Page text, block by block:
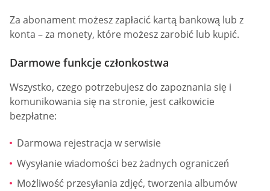
Za abonament możesz zapłacić kartą bankową lub z
konta – za monety, które możesz zarobić lub kupić.
Darmowe funkcje członkostwa
Wszystko, czego potrzebujesz do zapoznania się i
komunikowania się na stronie, jest całkowicie
bezpłatne:
Darmowa rejestracja w serwisie
Wysyłanie wiadomości bez żadnych ograniczeń
Możliwość przesyłania zdjęć, tworzenia albumów